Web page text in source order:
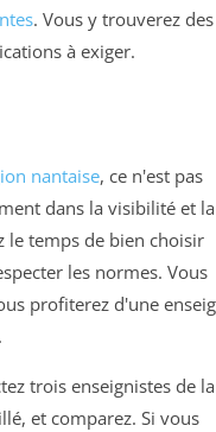
. Vous y trouverez des
à exiger.
nantaise, ce n'est pas
dans la visibilité et la
le temps de bien choisir
les normes. Vous
profiterez d'une
trois enseignistes de la
et comparez. Si vous